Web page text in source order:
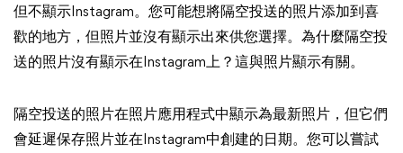
但不顯示Instagram。您可能想將隔空投送的照片添加到喜
歡的地方，但照片並沒有顯示出來供您選擇。為什麼隔空投
送的照片沒有顯示在Instagram上？這與照片顯示有關。
隔空投送的照片在照片應用程式中顯示為最新照片，但它們
會延遲保存照片並在Instagram中創建的日期。您可以嘗試